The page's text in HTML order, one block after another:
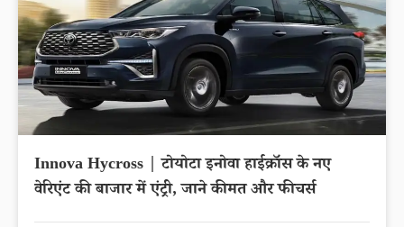
Innova Hycross | टोयोटा इनोवा हाईक्रॉस के नए
वेरिएंट की बाजार में एंट्री, जाने कीमत और फीचर्स